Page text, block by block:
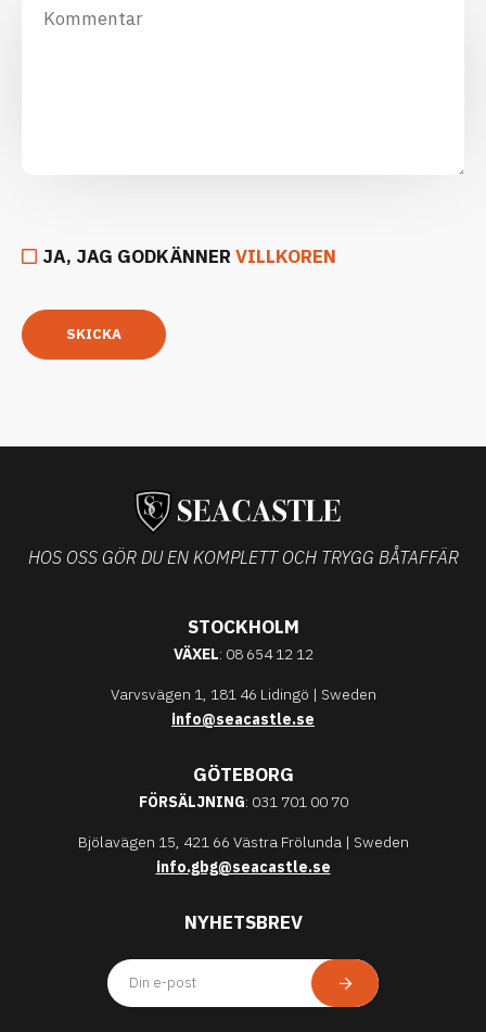
JA, JAG GODKÄNNER VILLKOREN
SKICKA
HOS OSS GÖR DU EN KOMPLETT OCH TRYGG BÅTAFFÄR
STOCKHOLM
VÄXEL: 08 654 12 12
Varvsvägen 1, 181 46 Lidingö | Sweden
info@seacastle.se
GÖTEBORG
FÖRSÄLJNING: 031 701 00 70
Bjölavägen 15, 421 66 Västra Frölunda | Sweden
info.gbg@seacastle.se
NYHETSBREV